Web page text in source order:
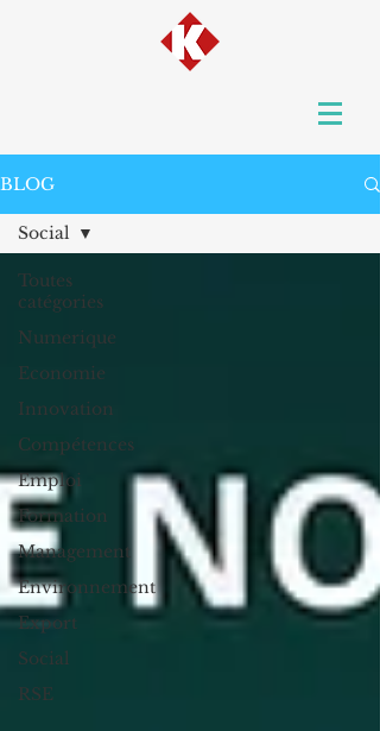
BLOG
Toutes
catégories
Numerique
Economie
Innovation
Compétences
Emploi
Formation
Management
Environnement
Export
Social
RSE
Social